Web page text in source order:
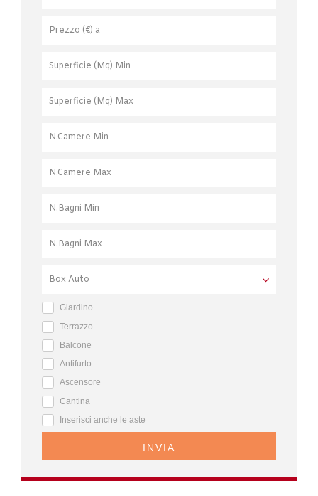
Giardino
Terrazzo
Balcone
Antifurto
Ascensore
Cantina
Inserisci anche le aste
INVIA